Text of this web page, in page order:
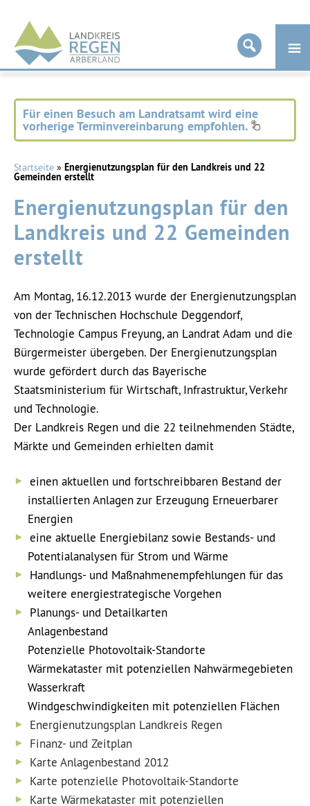
Landkreis
Regen
Für einen Besuch am Landratsamt wird eine
vorherige Terminvereinbarung empfohlen.
Startseite » Energienutzungsplan für den Landkreis und 22
Gemeinden erstellt
Energienutzungsplan für den
Landkreis und 22 Gemeinden
erstellt
Am Montag, 16.12.2013 wurde der Energienutzungsplan
von der Technischen Hochschule Deggendorf,
Technologie Campus Freyung, an Landrat Adam und die
Bürgermeister übergeben. Der Energienutzungsplan
wurde gefördert durch das Bayerische
Staatsministerium für Wirtschaft, Infrastruktur, Verkehr
und Technologie.
Der Landkreis Regen und die 22 teilnehmenden Städte,
Märkte und Gemeinden erhielten damit
einen aktuellen und fortschreibbaren Bestand der
installierten Anlagen zur Erzeugung Erneuerbarer
Energien
eine aktuelle Energiebilanz sowie Bestands- und
Potentialanalysen für Strom und Wärme
Handlungs- und Maßnahmenempfehlungen für das
weitere energiestrategische Vorgehen
Planungs- und Detailkarten
Anlagenbestand
Potenzielle Photovoltaik-Standorte
Wärmekataster mit potenziellen Nahwärmegebieten
Wasserkraft
Windgeschwindigkeiten mit potenziellen Flächen
Energienutzungsplan Landkreis Regen
Finanz- und Zeitplan
Karte Anlagenbestand 2012
Karte potenzielle Photovoltaik-Standorte
Karte Wärmekataster mit potenziellen